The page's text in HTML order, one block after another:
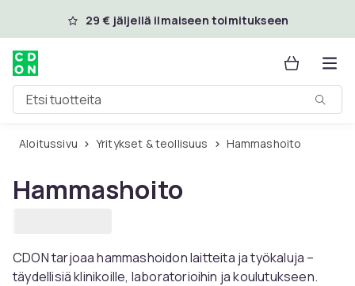
Ohita ja siirry pääsisältöön
29 € jäljellä ilmaiseen toimitukseen
Etsi tuotteita
Aloitussivu Yritykset & teollisuus Hammashoito
Hammashoito
CDON tarjoaa hammashoidon laitteita ja työkaluja –
täydellisiä klinikoille, laboratorioihin ja koulutukseen.